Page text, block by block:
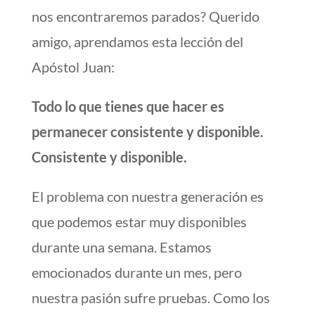
nos encontraremos parados? Querido
amigo, aprendamos esta lección del
Apóstol Juan:
Todo lo que tienes que hacer es
permanecer consistente y disponible.
Consistente y disponible.
El problema con nuestra generación es
que podemos estar muy disponibles
durante una semana. Estamos
emocionados durante un mes, pero
nuestra pasión sufre pruebas. Como los